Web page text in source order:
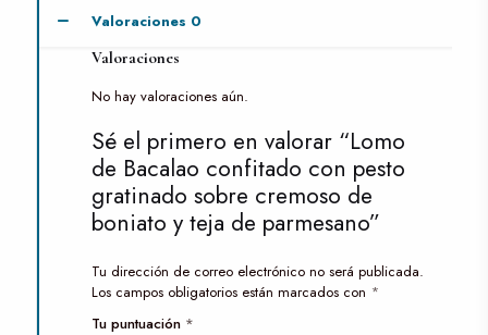
Valoraciones 0
Valoraciones
No hay valoraciones aún.
Sé el primero en valorar “Lomo
de Bacalao confitado con pesto
gratinado sobre cremoso de
boniato y teja de parmesano”
Tu dirección de correo electrónico no será publicada.
Los campos obligatorios están marcados con *
Tu puntuación *